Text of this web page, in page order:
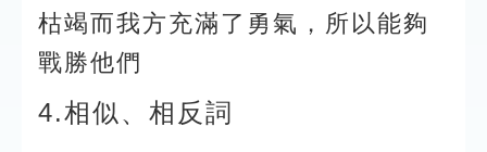
枯竭而我方充滿了勇氣，所以能夠
戰勝他們
4.相似、相反詞